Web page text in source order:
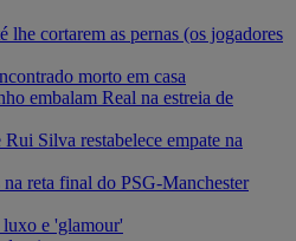
lhe cortarem as pernas (os jogadores
morto em casa
embalam Real na estreia de
Silva restabelece empate na
reta final do PSG-Manchester
e 'glamour'